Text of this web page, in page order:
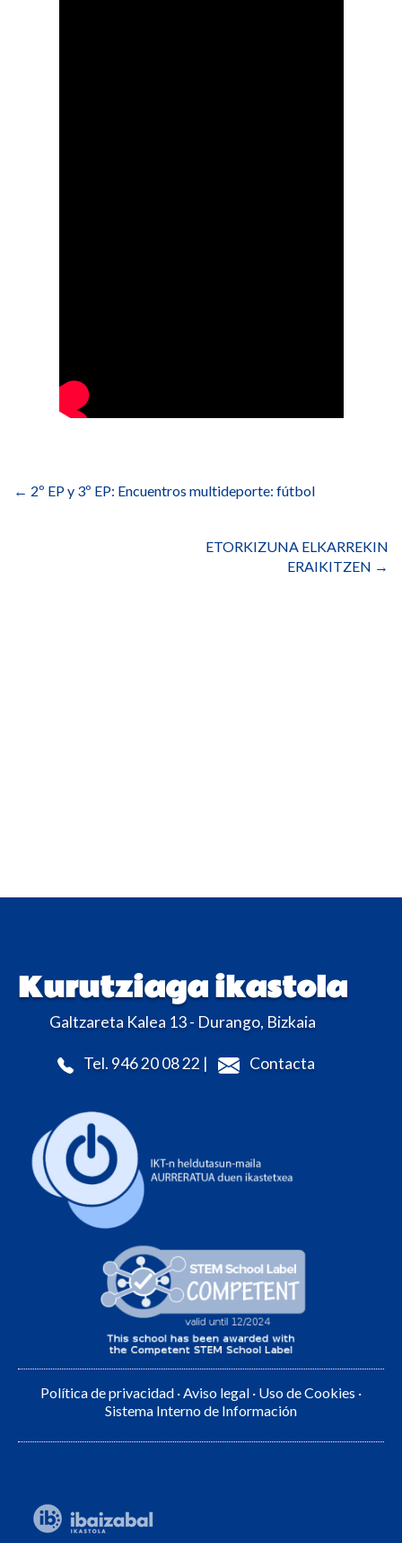
de
← 2º EP y 3º EP: Encuentros multideporte: fútbol
ETORKIZUNA ELKARREKIN
ERAIKITZEN →
Kurutziaga ikastola
Galtzareta Kalea 13 - Durango, Bizkaia
Tel. 946 20 08 22 | Contacta
Política de privacidad ·Aviso legal · Uso de Cookies ·
Sistema Interno de Información